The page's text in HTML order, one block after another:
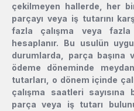
çekilmeyen hallerde, her
parçayı veya iş tutarını
fazla çalışma veya
hesaplanır. Bu usulün
durumlarda, parça başına
ödeme döneminde
tutarları, o dönem içinde
çalışma saatleri
parça veya iş tutarı